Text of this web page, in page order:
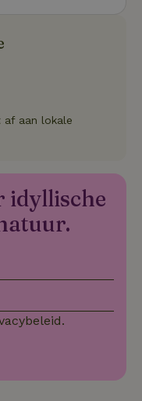
af aan lokale
idyllische
.
29 minuten
53
gebruikt
sessies.